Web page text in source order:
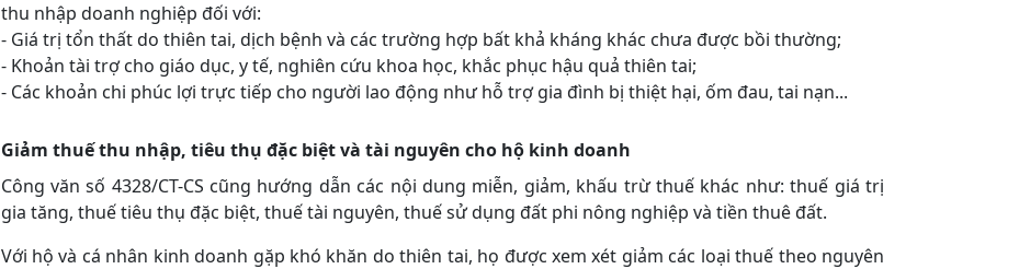
thu nhập doanh nghiệp đối với:
- Giá trị tổn thất do thiên tai, dịch bệnh và các trường hợp bất khả kháng khác chưa được bồi thường;
- Khoản tài trợ cho giáo dục, y tế, nghiên cứu khoa học, khắc phục hậu quả thiên tai;
- Các khoản chi phúc lợi trực tiếp cho người lao động như hỗ trợ gia đình bị thiệt hại, ốm đau, tai nạn...
Giảm thuế thu nhập, tiêu thụ đặc biệt và tài nguyên cho hộ kinh doanh
Công văn số 4328/CT-CS cũng hướng dẫn các nội dung miễn, giảm, khấu trừ thuế khác như: thuế giá trị
gia tăng, thuế tiêu thụ đặc biệt, thuế tài nguyên, thuế sử dụng đất phi nông nghiệp và tiền thuê đất.
Với hộ và cá nhân kinh doanh gặp khó khăn do thiên tai, họ được xem xét giảm các loại thuế theo nguyên